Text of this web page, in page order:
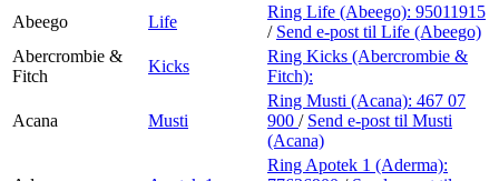
Finn frem
Abeego
Life
Ring Life (Abeego): 95011915
/ Send e-post til Life (Abeego)
Abercrombie &
Fitch
Kicks
Ring Kicks (Abercrombie &
Fitch):
Acana Musti
Ring Musti (Acana): 467 07
900 / Send e-post til Musti
(Acana)
Ring Apotek 1 (Aderma):